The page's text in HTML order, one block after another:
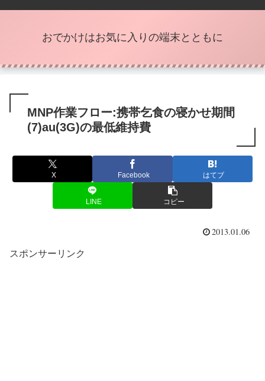
おでかけはお気に入りの端末とともに
MNP作業フロー:携帯乞食の寝かせ期間
(7)au(3G)の最低維持費
X Facebook はてブ
LINE コピー
2013.01.06
スポンサーリンク